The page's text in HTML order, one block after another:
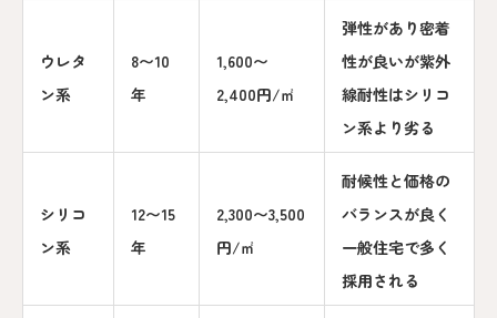
ウレタ
ン系
8〜10
年
1,600〜
2,400円/㎡
弾性があり密着
性が良いが紫外
線耐性はシリコ
ン系より劣る
シリコ
ン系
12〜15
年
2,300〜3,500
円/㎡
耐候性と価格の
バランスが良く
一般住宅で多く
採用される